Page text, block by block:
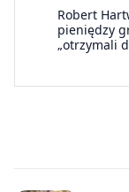
Robert
pieniędzy
„otrzymali